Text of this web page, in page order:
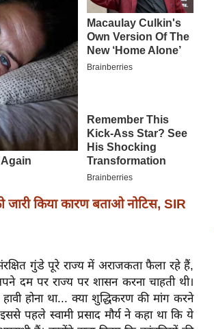
जारी किया कारण बताओ नोटिस, SIR
गुंडे पूरे राज्य में अराजकता फैला रहे हैं,
पर राज्य पर शासन करना चाहती थी।
होना था... क्या शुद्धिकरण की मांग करने
पहले स्वामी प्रसाद मौर्य ने कहा था कि ये